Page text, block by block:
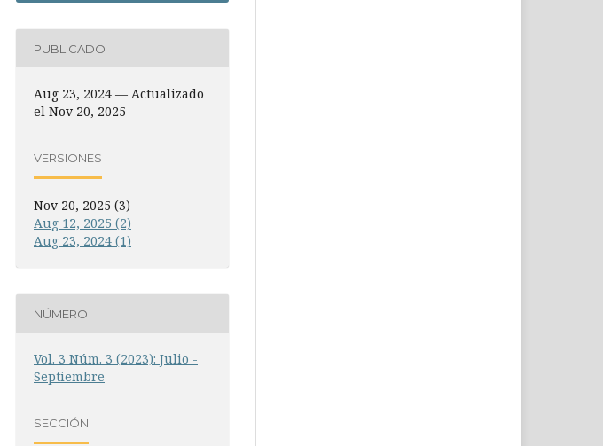
PUBLICADO
Aug 23, 2024 — Actualizado
el Nov 20, 2025
VERSIONES
Nov 20, 2025 (3)
Aug 12, 2025 (2)
Aug 23, 2024 (1)
NÚMERO
Vol. 3 Núm. 3 (2023): Julio -
Septiembre
SECCIÓN